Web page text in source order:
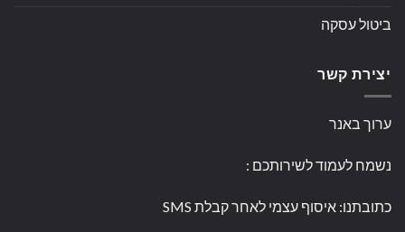
ביטול עסקה
יצירת קשר
ערוך באנר
נשמח לעמוד לשירותכם :
כתובתנו: איסוף עצמי לאחר קבלת SMS